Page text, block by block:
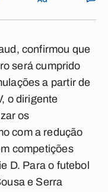
confirmou que
será cumprido
a partir de
o dirigente
os
com a redução
competições
D. Para o futebol
e Serra